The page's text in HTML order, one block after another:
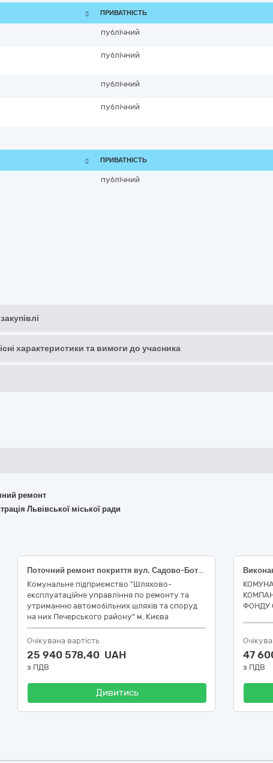
ПРИВАТНІСТЬ
публічний
публічний
публічний
публічний
ПРИВАТНІСТЬ
публічний
характеристики та вимоги до учасника
ремонт
Львівської міської ради
Поточний ремонт покриття вул. Садово-Ботанічна на ділянці від буд. №42 по вул. Садово-Ботанічна до Залізничного шосе у Печерському районі м. Києва (ДК 021:2015 - 45230000-8 - Будівництво трубопроводів, ліній зв’язку та електропередач, шосе, доріг, аеродромів і залізничних доріг; вирівнювання поверхонь)
Комунальне підприємство "Шляхово-
експлуатаційне управління по ремонту та
утриманню автомобільних шляхів та споруд
на них Печерського району" м. Києва
Очікувана вартість
25 940 578,40 UAH
з ПДВ
Дивитись
ФОНДУ
47
з ПДВ